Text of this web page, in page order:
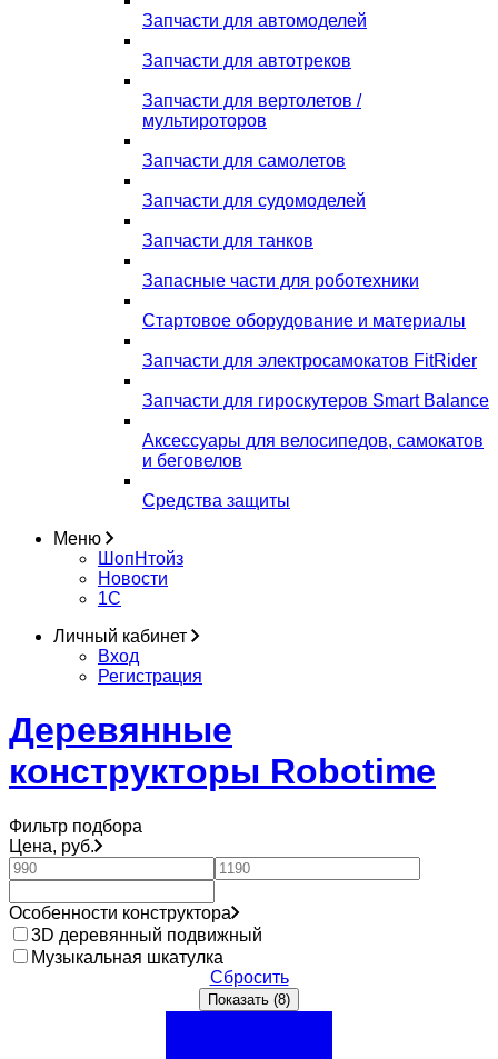
Запчасти для автомоделей
Запчасти для автотреков
Запчасти для вертолетов /
мультироторов
Запчасти для самолетов
Запчасти для судомоделей
Запчасти для танков
Запасные части для роботехники
Стартовое оборудование и материалы
Запчасти для электросамокатов FitRider
Запчасти для гироскутеров Smart Balance
Аксессуары для велосипедов, самокатов
и беговелов
Средства защиты
Меню
ШопНтойз
Новости
1C
Личный кабинет
Вход
Регистрация
Деревянные
конструкторы Robotime
Фильтр подбора
Цена, руб.
Особенности конструктора
3D деревянный подвижный
Музыкальная шкатулка
Сбросить
Показать (8)